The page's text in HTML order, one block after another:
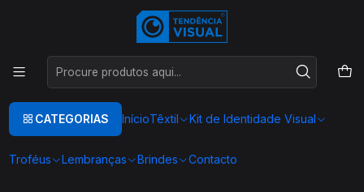
CATEGORIAS InícioTêxtil Kit de Identidade Visual
Troféus Lembranças Brindes Contacto
Este é o texto do slideLer mais